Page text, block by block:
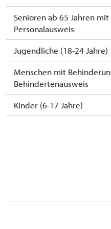
Senioren ab 65 Jahren
Personalausweis
Jugendliche (18-24 Jahre)
Menschen mit
Behindertenausweis
Kinder (6-17 Jahre)
Schülern